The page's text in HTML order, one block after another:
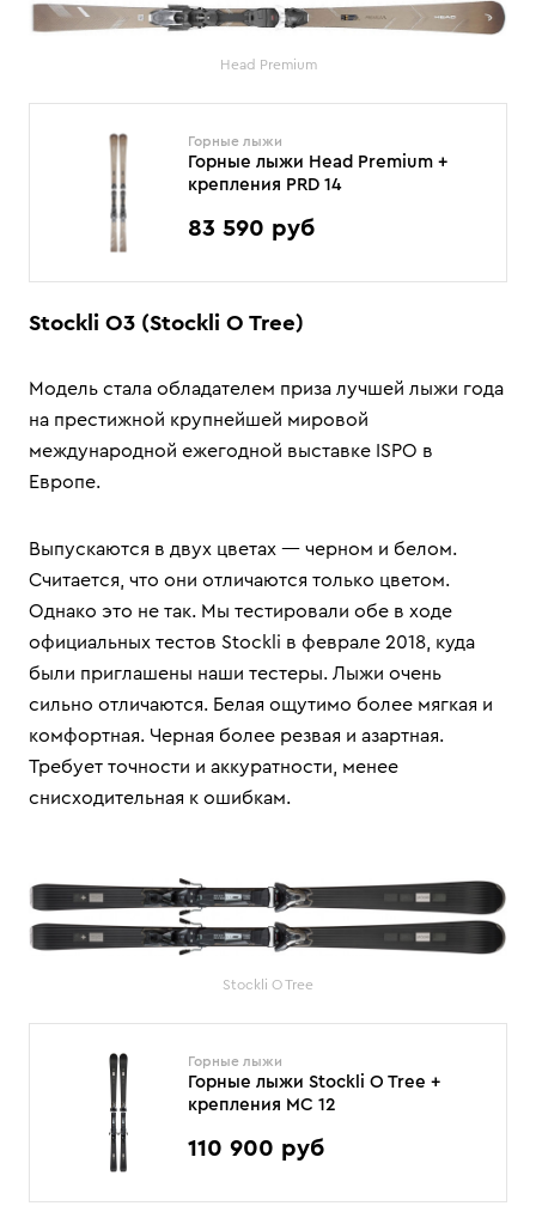
Head Premium
Горные лыжи
Горные лыжи Head Premium +
крепления PRD 14
83 590 руб
Stockli O3 (Stockli O Tree)
Модель стала обладателем приза лучшей лыжи года
на престижной крупнейшей мировой
международной ежегодной выставке ISPO в
Европе.
Выпускаются в двух цветах — черном и белом.
Считается, что они отличаются только цветом.
Однако это не так. Мы тестировали обе в ходе
официальных тестов Stockli в феврале 2018, куда
были приглашены наши тестеры. Лыжи очень
сильно отличаются. Белая ощутимо более мягкая и
комфортная. Черная более резвая и азартная.
Требует точности и аккуратности, менее
снисходительная к ошибкам.
Stockli O Tree
Горные лыжи
Горные лыжи Stockli O Tree +
крепления MC 12
110 900 руб